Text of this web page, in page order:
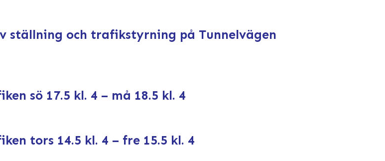
ställning och trafikstyrning på Tunnelvägen
sö 17.5 kl. 4 – må 18.5 kl. 4
tors 14.5 kl. 4 – fre 15.5 kl. 4